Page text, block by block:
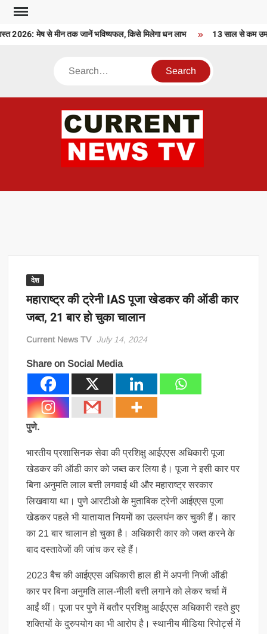
Skip
contentमेष से मीन तक जानें भविष्यफल, किसे मिलेगा धन लाभ 13 साल से कम
Search
देश
महाराष्ट्र की ट्रेनी IAS पूजा खेडकर की ऑडी कार
जब्त, 21 बार हो चुका चालान
Current News TV July 14, 2024
Share on Social Media
पुणे.
भारतीय प्रशासिनक सेवा की प्रशिक्षु आईएएस अधिकारी पूजा
खेडकर की ऑडी कार को जब्त कर लिया है। पूजा ने इसी कार पर
बिना अनुमति लाल बत्ती लगवाई थी और महाराष्ट्र सरकार
लिखवाया था। पुणे आरटीओ के मुताबिक ट्रेनी आईएएस पूजा
खेडकर पहले भी यातायात नियमों का उल्लघंन कर चुकी हैं। कार
का 21 बार चालान हो चुका है। अधिकारी कार को जब्त करने के
बाद दस्तावेजों की जांच कर रहे हैं।
2023 बैच की आईएएस अधिकारी हाल ही में अपनी निजी ऑडी
कार पर बिना अनुमति लाल-नीली बत्ती लगाने को लेकर चर्चा में
आईं थीं। पूजा पर पुणे में बतौर प्रशिक्षु आईएएस अधिकारी रहते हुए
शक्तियों के दुरुपयोग का भी आरोप है। स्थानीय मीडिया रिपोर्ट्स में